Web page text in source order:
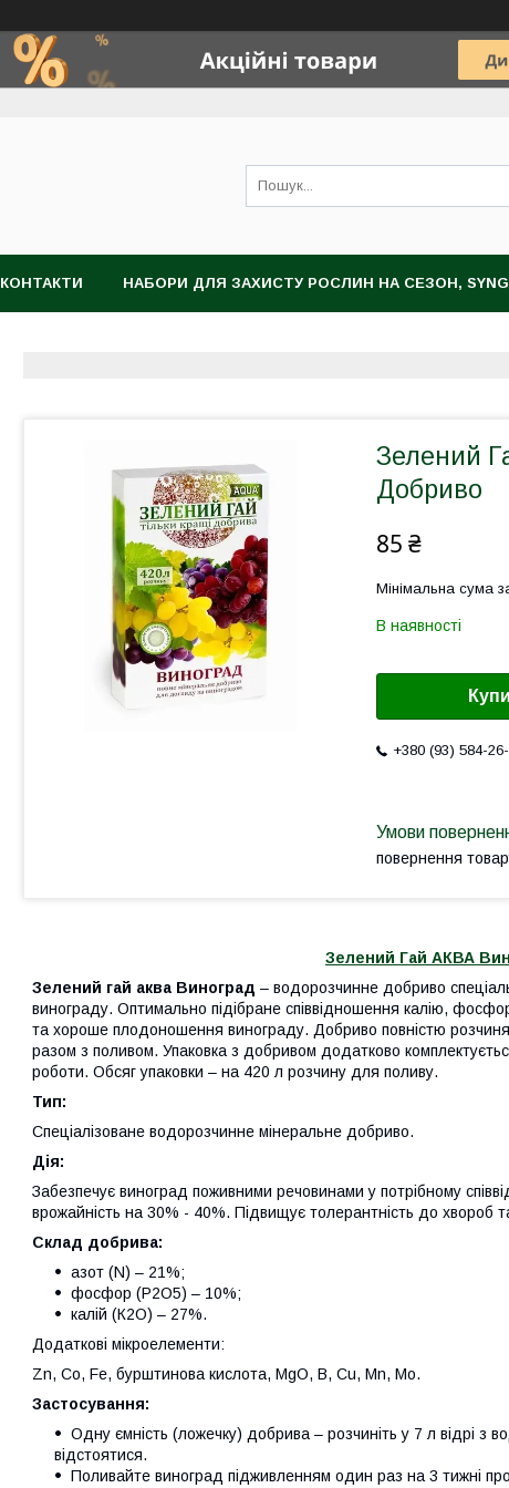
КОНТАКТИ НАБОРИ ДЛЯ ЗАХИСТУ РОСЛИН НА СЕЗОН,
Зелений
Добриво
85 ₴
Мінімальна сума
В наявності
+380 (93) 584-
повернення
Зелений Гай АКВА
Зелений гай аква Виноград – водорозчинне добриво
винограду. Оптимально підібране співвідношення калію,
та хороше плодоношення винограду. Добриво повністю
разом з поливом. Упаковка з добривом додатково
роботи. Обсяг упаковки – на 420 л розчину для поливу.
Тип:
Спеціалізоване водорозчинне мінеральне добриво.
Дія:
Забезпечує виноград поживними речовинами у потрібному
врожайність на 30% - 40%. Підвищує толерантність до хвороб
Склад добрива:
азот (N) – 21%;
фосфор (P2О5) – 10%;
калій (К2О) – 27%.
Додаткові мікроелементи:
Zn, Co, Fe, бурштинова кислота, MgO, B, Cu, Mn, Mo.
Застосування:
Одну ємність (ложечку) добрива – розчиніть у 7 л відрі з
відстоятися.
Поливайте виноград підживленням один раз на 3 тижні